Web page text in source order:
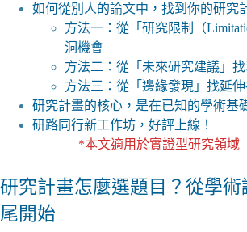
如何從別人的論文中，找到你的研究
方法一：從「研究限制（
洞機會
方法二：從「未來研究建議」找
方法三：從「邊緣發現」找延伸
研究計畫的核心，是在已知的學術基
研路同行新工作坊，好評上線！
*本文適用於實證型研究領域
研究計畫怎麼選題目？從學術
尾開始